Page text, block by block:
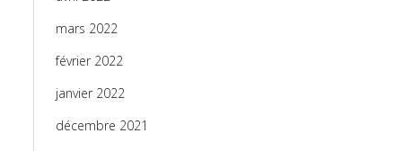
mars 2022
février 2022
janvier 2022
décembre 2021